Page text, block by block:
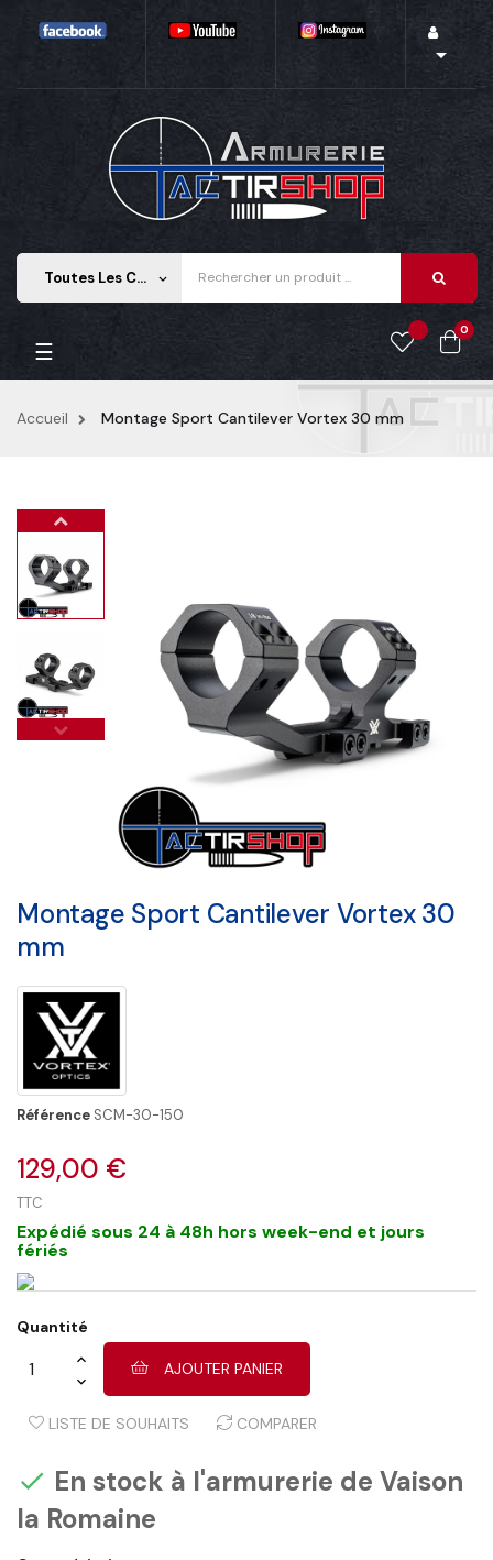

Toutes Les Catégories keyboard_arrow_down
0
Basculer
la
☰
Accueil Montage Sport Cantilever Vortex 30 mm
Montage Sport Cantilever Vortex 30
mm
Référence SCM-30-150
129,00 €
TTC
Expédié sous 24 à 48h hors week-end et jours
fériés
Quantité
AJOUTER PANIER
LISTE DE SOUHAITS COMPARER
 En stock à l'armurerie de Vaison
la Romaine